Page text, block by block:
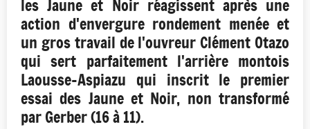
les Jaune et Noir réagissent après une
action d'envergure rondement menée et
un gros travail de l'ouvreur Clément Otazo
qui sert parfaitement l'arrière montois
Laousse-Aspiazu qui inscrit le premier
essai des Jaune et Noir, non transformé
par Gerber (16 à 11).